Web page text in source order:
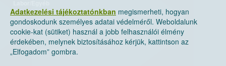
Adatkezelési tájékoztatónkban megismerheti, hogyan
gondoskodunk személyes adatai védelméről. Weboldalunk
cookie-kat (sütiket) használ a jobb felhasználói élmény
érdekében, melynek biztosításához kérjük, kattintson az
„Elfogadom” gombra.